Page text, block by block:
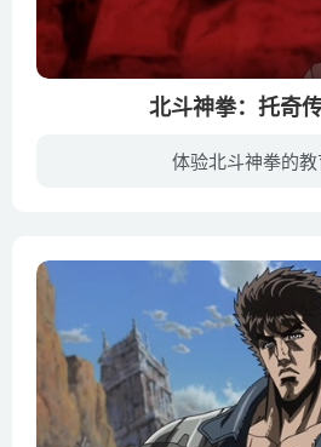
北斗神拳：托奇
体验北斗神拳的